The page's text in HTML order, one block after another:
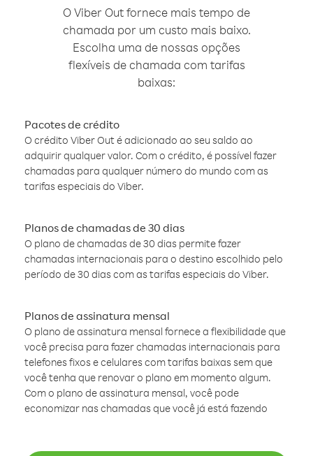
O Viber Out fornece mais tempo de
chamada por um custo mais baixo.
Escolha uma de nossas opções
flexíveis de chamada com tarifas
baixas:
Pacotes de crédito
O crédito Viber Out é adicionado ao seu saldo ao
adquirir qualquer valor. Com o crédito, é possível fazer
chamadas para qualquer número do mundo com as
tarifas especiais do Viber.
Planos de chamadas de 30 dias
O plano de chamadas de 30 dias permite fazer
chamadas internacionais para o destino escolhido pelo
período de 30 dias com as tarifas especiais do Viber.
Planos de assinatura mensal
O plano de assinatura mensal fornece a flexibilidade que
você precisa para fazer chamadas internacionais para
telefones fixos e celulares com tarifas baixas sem que
você tenha que renovar o plano em momento algum.
Com o plano de assinatura mensal, você pode
economizar nas chamadas que você já está fazendo